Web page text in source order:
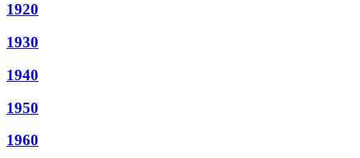
1920
1930
1940
1950
1960